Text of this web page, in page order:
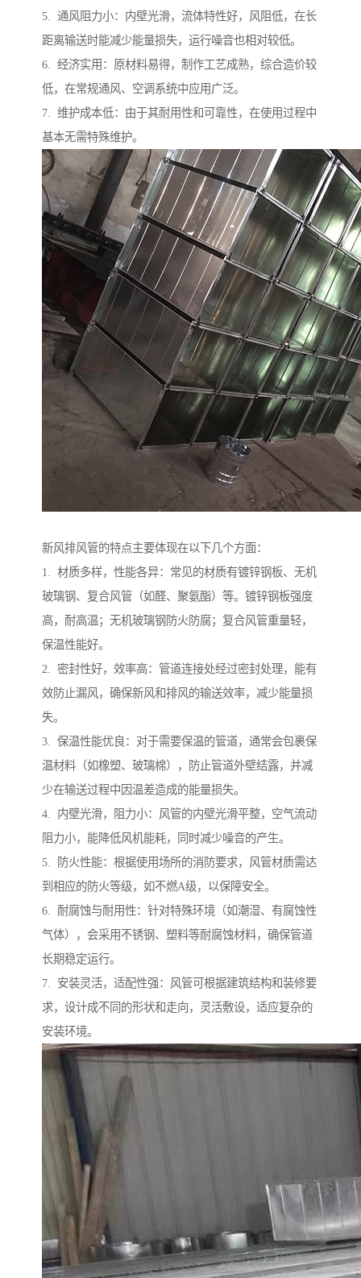
5. 通风阻力小：内壁光滑，流体特性好，风阻低，在长
距离输送时能减少能量损失，运行噪音也相对较低。
6. 经济实用：原材料易得，制作工艺成熟，综合造价较
低，在常规通风、空调系统中应用广泛。
7. 维护成本低：由于其耐用性和可靠性，在使用过程中
基本无需特殊维护。
新风排风管的特点主要体现在以下几个方面：
1. 材质多样，性能各异：常见的材质有镀锌钢板、无机
玻璃钢、复合风管（如醛、聚氨酯）等。镀锌钢板强度
高，耐高温；无机玻璃钢防火防腐；复合风管重量轻，
保温性能好。
2. 密封性好，效率高：管道连接处经过密封处理，能有
效防止漏风，确保新风和排风的输送效率，减少能量损
失。
3. 保温性能优良：对于需要保温的管道，通常会包裹保
温材料（如橡塑、玻璃棉），防止管道外壁结露，并减
少在输送过程中因温差造成的能量损失。
4. 内壁光滑，阻力小：风管的内壁光滑平整，空气流动
阻力小，能降低风机能耗，同时减少噪音的产生。
5. 防火性能：根据使用场所的消防要求，风管材质需达
到相应的防火等级，如不燃A级，以保障安全。
6. 耐腐蚀与耐用性：针对特殊环境（如潮湿、有腐蚀性
气体），会采用不锈钢、塑料等耐腐蚀材料，确保管道
长期稳定运行。
7. 安装灵活，适配性强：风管可根据建筑结构和装修要
求，设计成不同的形状和走向，灵活敷设，适应复杂的
安装环境。